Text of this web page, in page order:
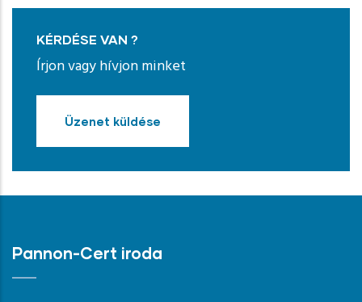
KÉRDÉSE VAN ?
Írjon vagy hívjon minket
Üzenet küldése
Pannon-Cert iroda